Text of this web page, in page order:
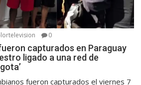
0
capturados en Paraguay
ligado a una red de
fueron capturados el viernes 7